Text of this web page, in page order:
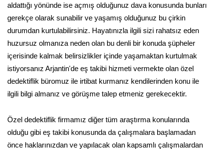
aldattığı yönünde ise açmış olduğunuz dava konusunda bunları
gerekçe olarak sunabilir ve yaşamış olduğunuz bu çirkin
durumdan kurtulabilirsiniz. Hayatınızla ilgili sizi rahatsız eden
huzursuz olmanıza neden olan bu denli bir konuda şüpheler
içerisinde kalmak belirsizlikler içinde yaşamaktan kurtulmak
istiyorsanız Arjantin'de eş takibi hizmeti vermekte olan özel
dedektiflik büromuz ile irtibat kurmanız kendilerinden konu ile
ilgili bilgi almanız ve görüşme talep etmeniz gerekecektir.
Özel dedektiflik firmamız diğer tüm araştırma konularında
olduğu gibi eş takibi konusunda da çalışmalara başlamadan
önce haklarınızdan ve yapılacak olan kapsamlı çalışmalardan